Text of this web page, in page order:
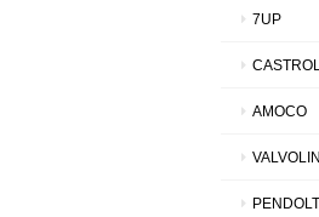
7UP
CASTROL
AMOCO